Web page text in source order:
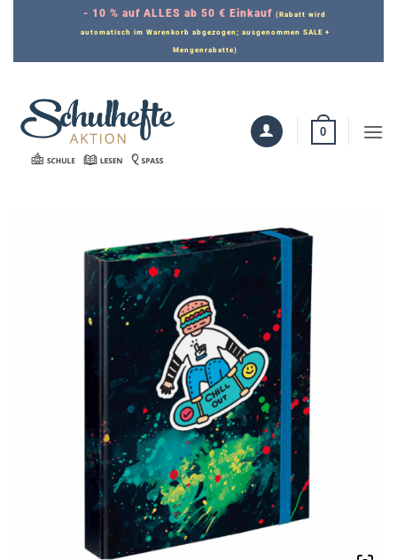
- 10 % auf ALLES ab 50 € Einkauf (Rabatt wird
automatisch im Warenkorb abgezogen; ausgenommen SALE +
Mengenrabatte)
0